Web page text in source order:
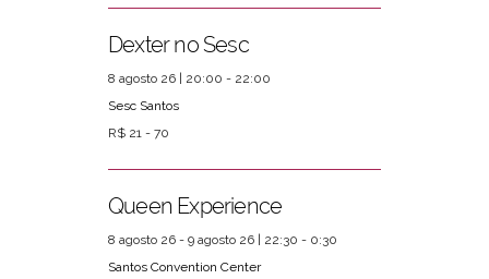
Dexter no Sesc
8 agosto 26 | 20:00 - 22:00
Sesc Santos
R$ 21 - 70
Queen Experience
8 agosto 26 - 9 agosto 26 | 22:30 - 0:30
Santos Convention Center